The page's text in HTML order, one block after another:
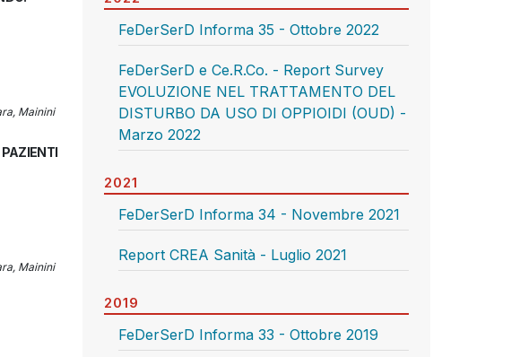
Mainini
Mainini
FeDerSerD Informa 35 - Ottobre 2022
FeDerSerD e Ce.R.Co. - Report Survey
EVOLUZIONE NEL TRATTAMENTO DEL
DISTURBO DA USO DI OPPIOIDI (OUD) -
Marzo 2022
2021
FeDerSerD Informa 34 - Novembre 2021
Report CREA Sanità - Luglio 2021
2019
FeDerSerD Informa 33 - Ottobre 2019